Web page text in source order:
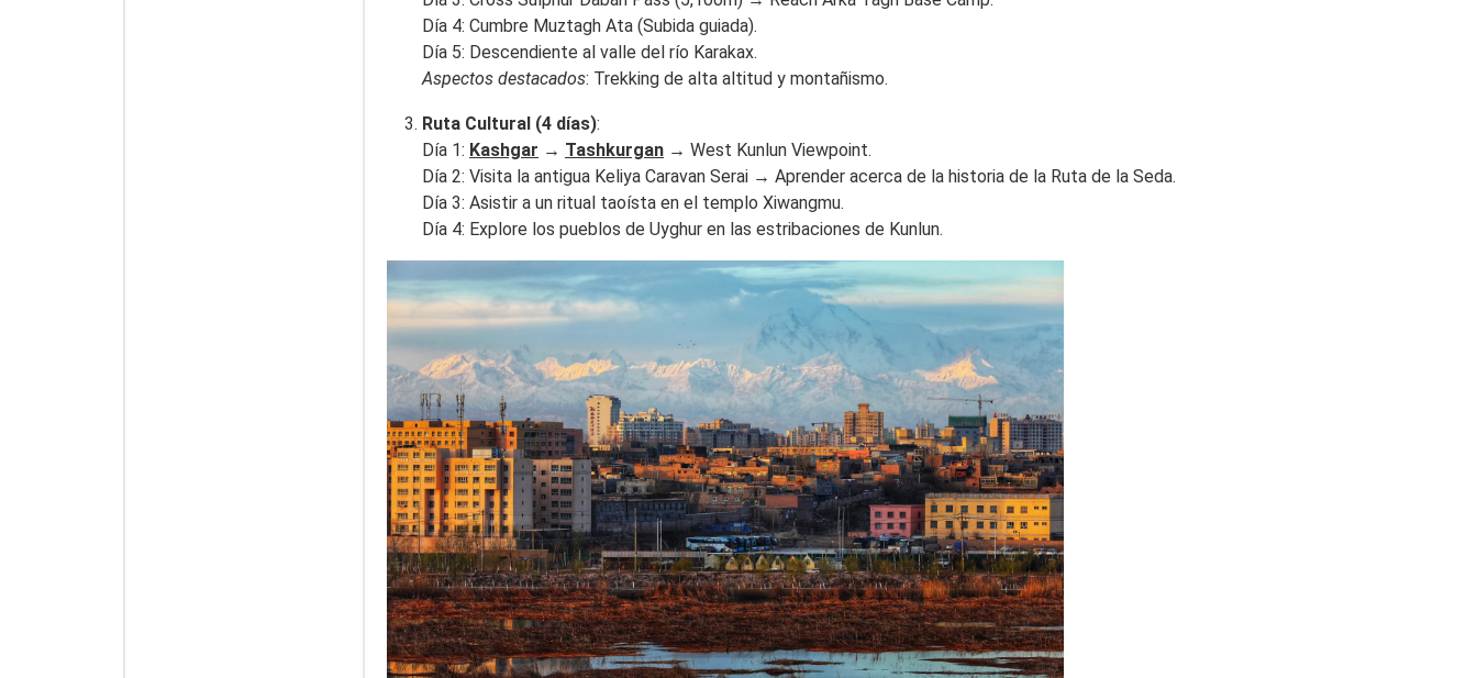
Día 4: Cumbre Muztagh Ata (Subida guiada).
Día 5: Descendiente al valle del río Karakax.
Aspectos destacados: Trekking de alta altitud y montañismo.
Ruta Cultural (4 días):
Día 1: Kashgar → Tashkurgan → West Kunlun Viewpoint.
Día 2: Visita la antigua Keliya Caravan Serai → Aprender acerca de la historia de la Ruta de la Seda.
Día 3: Asistir a un ritual taoísta en el templo Xiwangmu.
Día 4: Explore los pueblos de Uyghur en las estribaciones de Kunlun.